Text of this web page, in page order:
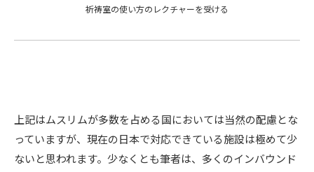
祈祷室の使い方のレクチャーを受ける
上記はムスリムが多数を占める国においては当然の配慮とな
っていますが、現在の日本で対応できている施設は極めて少
ないと思われます。少なくとも筆者は、多くのインバウンド